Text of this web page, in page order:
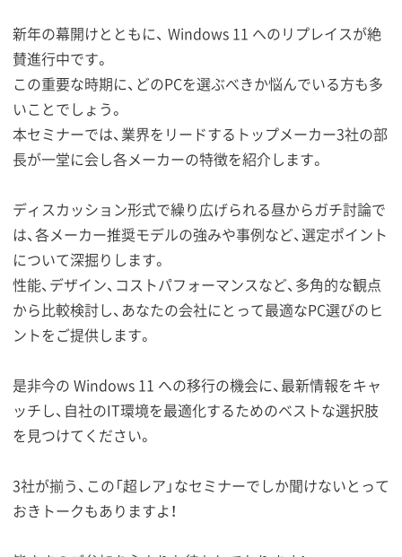
新年の幕開けとともに、 Windows 11 へのリプレイスが絶
賛進行中です。
この重要な時期に、どのPCを選ぶべきか悩んでいる方も多
いことでしょう。
本セミナーでは、業界をリードするトップメーカー3社の部
長が一堂に会し各メーカーの特徴を紹介します。
ディスカッション形式で繰り広げられる昼からガチ討論で
は、各メーカー推奨モデルの強みや事例など、選定ポイント
について深掘りします。
性能、デザイン、コストパフォーマンスなど、多角的な観点
から比較検討し、あなたの会社にとって最適なPC選びのヒ
ントをご提供します。
是非今の Windows 11 への移行の機会に、最新情報をキャ
ッチし、自社のIT環境を最適化するためのベストな選択肢
を見つけてください。
3社が揃う、この「超レア」なセミナーでしか聞けないとって
おきトークもありますよ！